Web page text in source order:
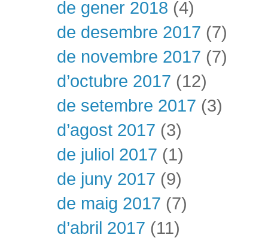
de gener 2018 (4)
de desembre 2017 (7)
de novembre 2017 (7)
d’octubre 2017 (12)
de setembre 2017 (3)
d’agost 2017 (3)
de juliol 2017 (1)
de juny 2017 (9)
de maig 2017 (7)
d’abril 2017 (11)